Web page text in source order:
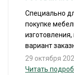
Специально
покупке
вариант
29 октября
Читать